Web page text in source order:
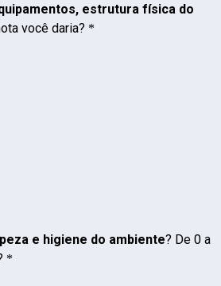
estrutura física do
você daria? *
e higiene do ambiente? De 0 a
*